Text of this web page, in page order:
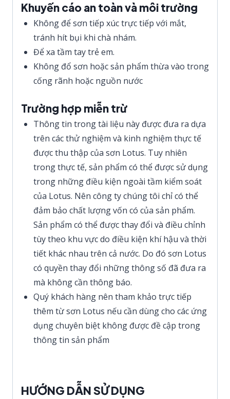
Khuyến cáo an toàn và môi trường
Không để sơn tiếp xúc trực tiếp với mắt,
tránh hít bụi khi chà nhám.
Để xa tầm tay trẻ em.
Không đổ sơn hoặc sản phẩm thừa vào trong
cống rãnh hoặc nguồn nước
Trường hợp miễn trừ
Thông tin trong tài liệu này được đưa ra dựa
trên các thử nghiệm và kinh nghiệm thực tế
được thu thập của sơn Lotus. Tuy nhiên
trong thực tế, sản phẩm có thể được sử dụng
trong những điều kiện ngoài tầm kiểm soát
của Lotus. Nên công ty chúng tôi chỉ có thể
đảm bảo chất lượng vốn có của sản phẩm.
Sản phẩm có thể được thay đổi và điều chỉnh
tùy theo khu vực do điều kiện khí hậu và thời
tiết khác nhau trên cả nước. Do đó sơn Lotus
có quyền thay đổi những thông số đã đưa ra
mà không cần thông báo.
Quý khách hàng nên tham khảo trực tiếp
thêm từ sơn Lotus nếu cần dùng cho các ứng
dụng chuyên biệt không được đề cập trong
thông tin sản phẩm
HƯỚNG DẪN SỬ DỤNG